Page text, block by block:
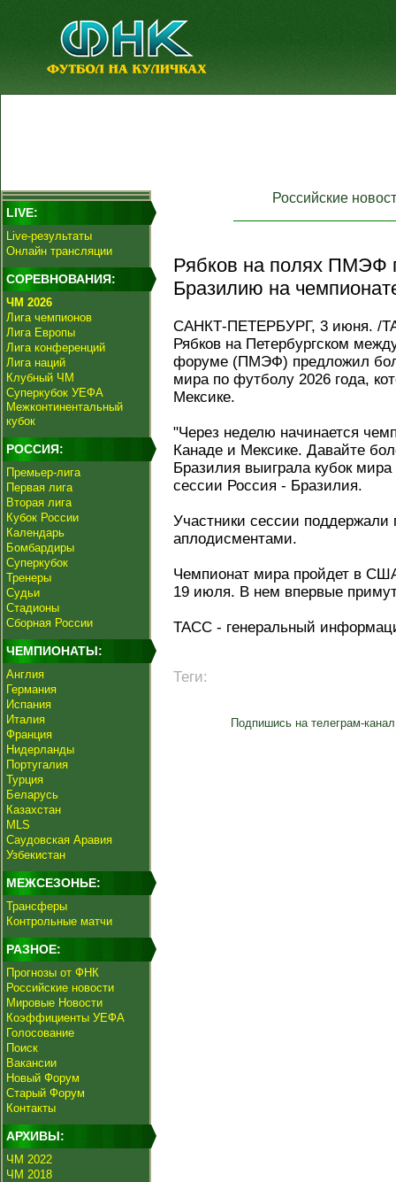
LIVE:
Live-результаты
Онлайн трансляции
СОРЕВНОВАНИЯ:
ЧМ 2026
Лига чемпионов
Лига Европы
Лига конференций
Лига наций
Клубный ЧМ
Суперкубок УЕФА
Межконтинентальный
кубок
РОССИЯ:
Премьер-лига
Первая лига
Вторая лига
Кубок России
Календарь
Бомбардиры
Суперкубок
Тренеры
Судьи
Стадионы
Сборная России
ЧЕМПИОНАТЫ:
Англия
Германия
Испания
Италия
Франция
Нидерланды
Португалия
Турция
Беларусь
Казахстан
MLS
Саудовская Аравия
Узбекистан
МЕЖСЕЗОНЬЕ:
Трансферы
Контрольные матчи
РАЗНОЕ:
Прогнозы от ФНК
Российские новости
Мировые Новости
Коэффициенты УЕФА
Голосование
Поиск
Вакансии
Новый Форум
Старый Форум
Контакты
АРХИВЫ:
ЧМ 2022
ЧМ 2018
Российские
Рябков на полях ПМЭФ
Бразилию на
САНКТ-ПЕТЕРБУРГ, 3 июня. /
Рябков на Петербургском
форуме (ПМЭФ) предложил
мира по футболу 2026 года,
Мексике.
"Через неделю начинается
Канаде и Мексике. Давайте
Бразилия выиграла кубок
сессии Россия - Бразилия.
Участники сессии
аплодисментами.
Чемпионат мира пройдет в
19 июля. В нем впервые
ТАСС - генеральный
Теги:
Подпишись на телеграм-